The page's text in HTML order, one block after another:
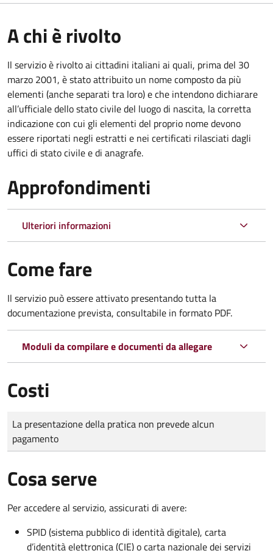
A chi è rivolto
Il servizio è rivolto ai cittadini italiani ai quali, prima del 30
marzo 2001, è stato attribuito un nome composto da più
elementi (anche separati tra loro) e che intendono dichiarare
all’ufficiale dello stato civile del luogo di nascita, la corretta
indicazione con cui gli elementi del proprio nome devono
essere riportati negli estratti e nei certificati rilasciati dagli
uffici di stato civile e di anagrafe.
Approfondimenti
Ulteriori informazioni
Come fare
Il servizio può essere attivato presentando tutta la
documentazione prevista, consultabile in formato PDF.
Moduli da compilare e documenti da allegare
Costi
Tipo di pagamento
Importo
La presentazione della pratica non prevede alcun
pagamento
Cosa serve
Per accedere al servizio, assicurati di avere:
SPID (sistema pubblico di identità digitale), carta
d’identità elettronica (CIE) o carta nazionale dei servizi